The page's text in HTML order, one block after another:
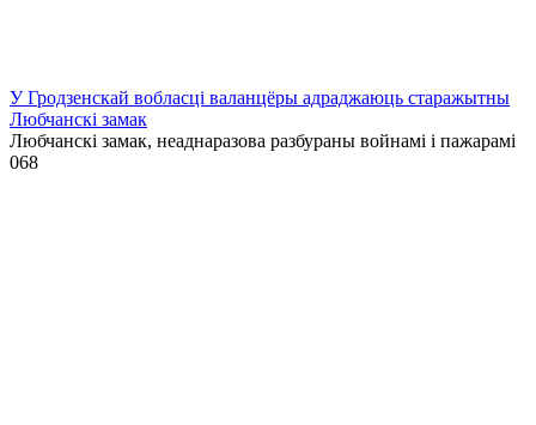
У Гродзенскай вобласці валанцёры адраджаюць старажытны
Любчанскі замак
Любчанскі замак, неаднаразова разбураны войнамі і пажарамі
068